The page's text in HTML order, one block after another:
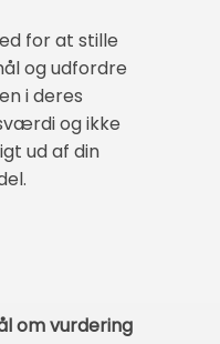
for at stille
og udfordre
i deres
og ikke
ud af din
om vurdering